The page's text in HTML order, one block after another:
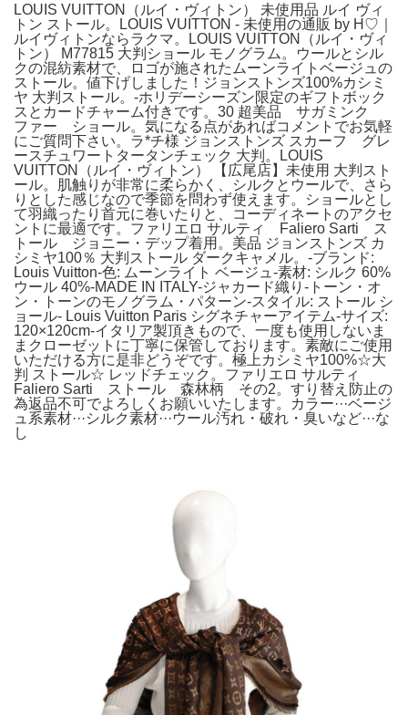
LOUIS VUITTON（ルイ・ヴィトン） 未使用品 ルイ ヴィ
トン ストール。LOUIS VUITTON - 未使用の通販 by H♡｜
ルイヴィトンならラクマ。LOUIS VUITTON（ルイ・ヴィ
トン） M77815 大判ショール モノグラム。ウールとシル
クの混紡素材で、ロゴが施されたムーンライトベージュの
ストール。値下げしました！ジョンストンズ100%カシミ
ヤ 大判ストール。-ホリデーシーズン限定のギフトボック
スとカードチャーム付きです。30 超美品 サガミンク
ファー ショール。気になる点があればコメントでお気軽
にご質問下さい。ラ*チ様 ジョンストンズ スカーフ グレ
ースチュワートタータンチェック 大判。LOUIS
VUITTON（ルイ・ヴィトン） 【広尾店】未使用 大判スト
ール。肌触りが非常に柔らかく、シルクとウールで、さら
りとした感じなので季節を問わず使えます。ショールとし
て羽織ったり首元に巻いたりと、コーディネートのアクセ
ントに最適です。ファリエロ サルティ Faliero Sarti ス
トール ジョニー・デップ着用。美品 ジョンストンズ カ
シミヤ100％ 大判ストール ダークキャメル。-ブランド:
Louis Vuitton-色: ムーンライト ベージュ-素材: シルク 60%
ウール 40%-MADE IN ITALY-ジャカード織り-トーン・オ
ン・トーンのモノグラム・パターン-スタイル: ストール シ
ョール- Louis Vuitton Paris シグネチャーアイテム-サイズ:
120×120cm-イタリア製頂きもので、一度も使用しないま
まクローゼットに丁寧に保管しております。素敵にご使用
いただける方に是非どうぞです。極上カシミヤ100%☆大
判 ストール☆ レッドチェック。ファリエロ サルティ
Faliero Sarti ストール 森林柄 その2。すり替え防止の
為返品不可でよろしくお願いいたします。カラー···ベージ
ュ系素材···シルク素材···ウール汚れ・破れ・臭いなど···な
し